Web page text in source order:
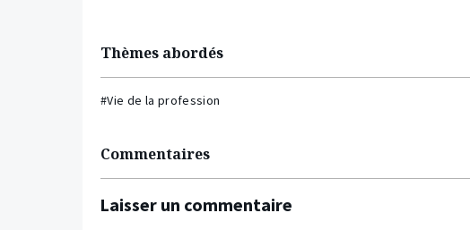
Thèmes abordés
#Vie de la profession
Commentaires
Laisser un commentaire